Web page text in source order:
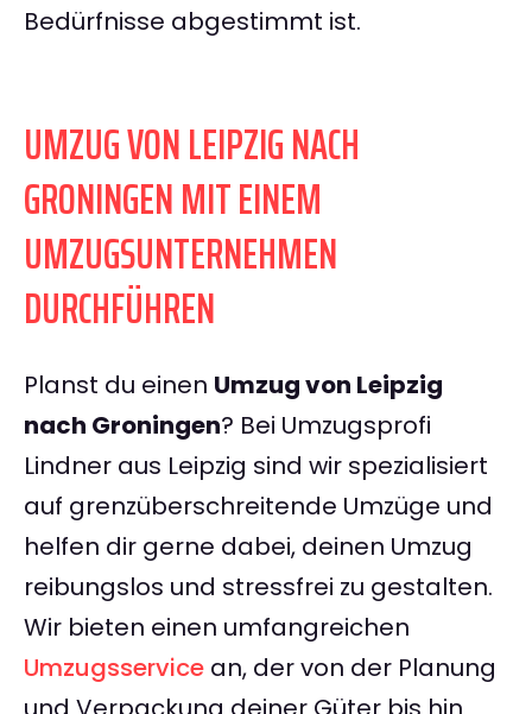
Bedürfnisse abgestimmt ist.
UMZUG VON LEIPZIG NACH
GRONINGEN MIT EINEM
UMZUGSUNTERNEHMEN
DURCHFÜHREN
Planst du einen Umzug von Leipzig
nach Groningen? Bei Umzugsprofi
Lindner aus Leipzig sind wir spezialisiert
auf grenzüberschreitende Umzüge und
helfen dir gerne dabei, deinen Umzug
reibungslos und stressfrei zu gestalten.
Wir bieten einen umfangreichen
Umzugsservice an, der von der Planung